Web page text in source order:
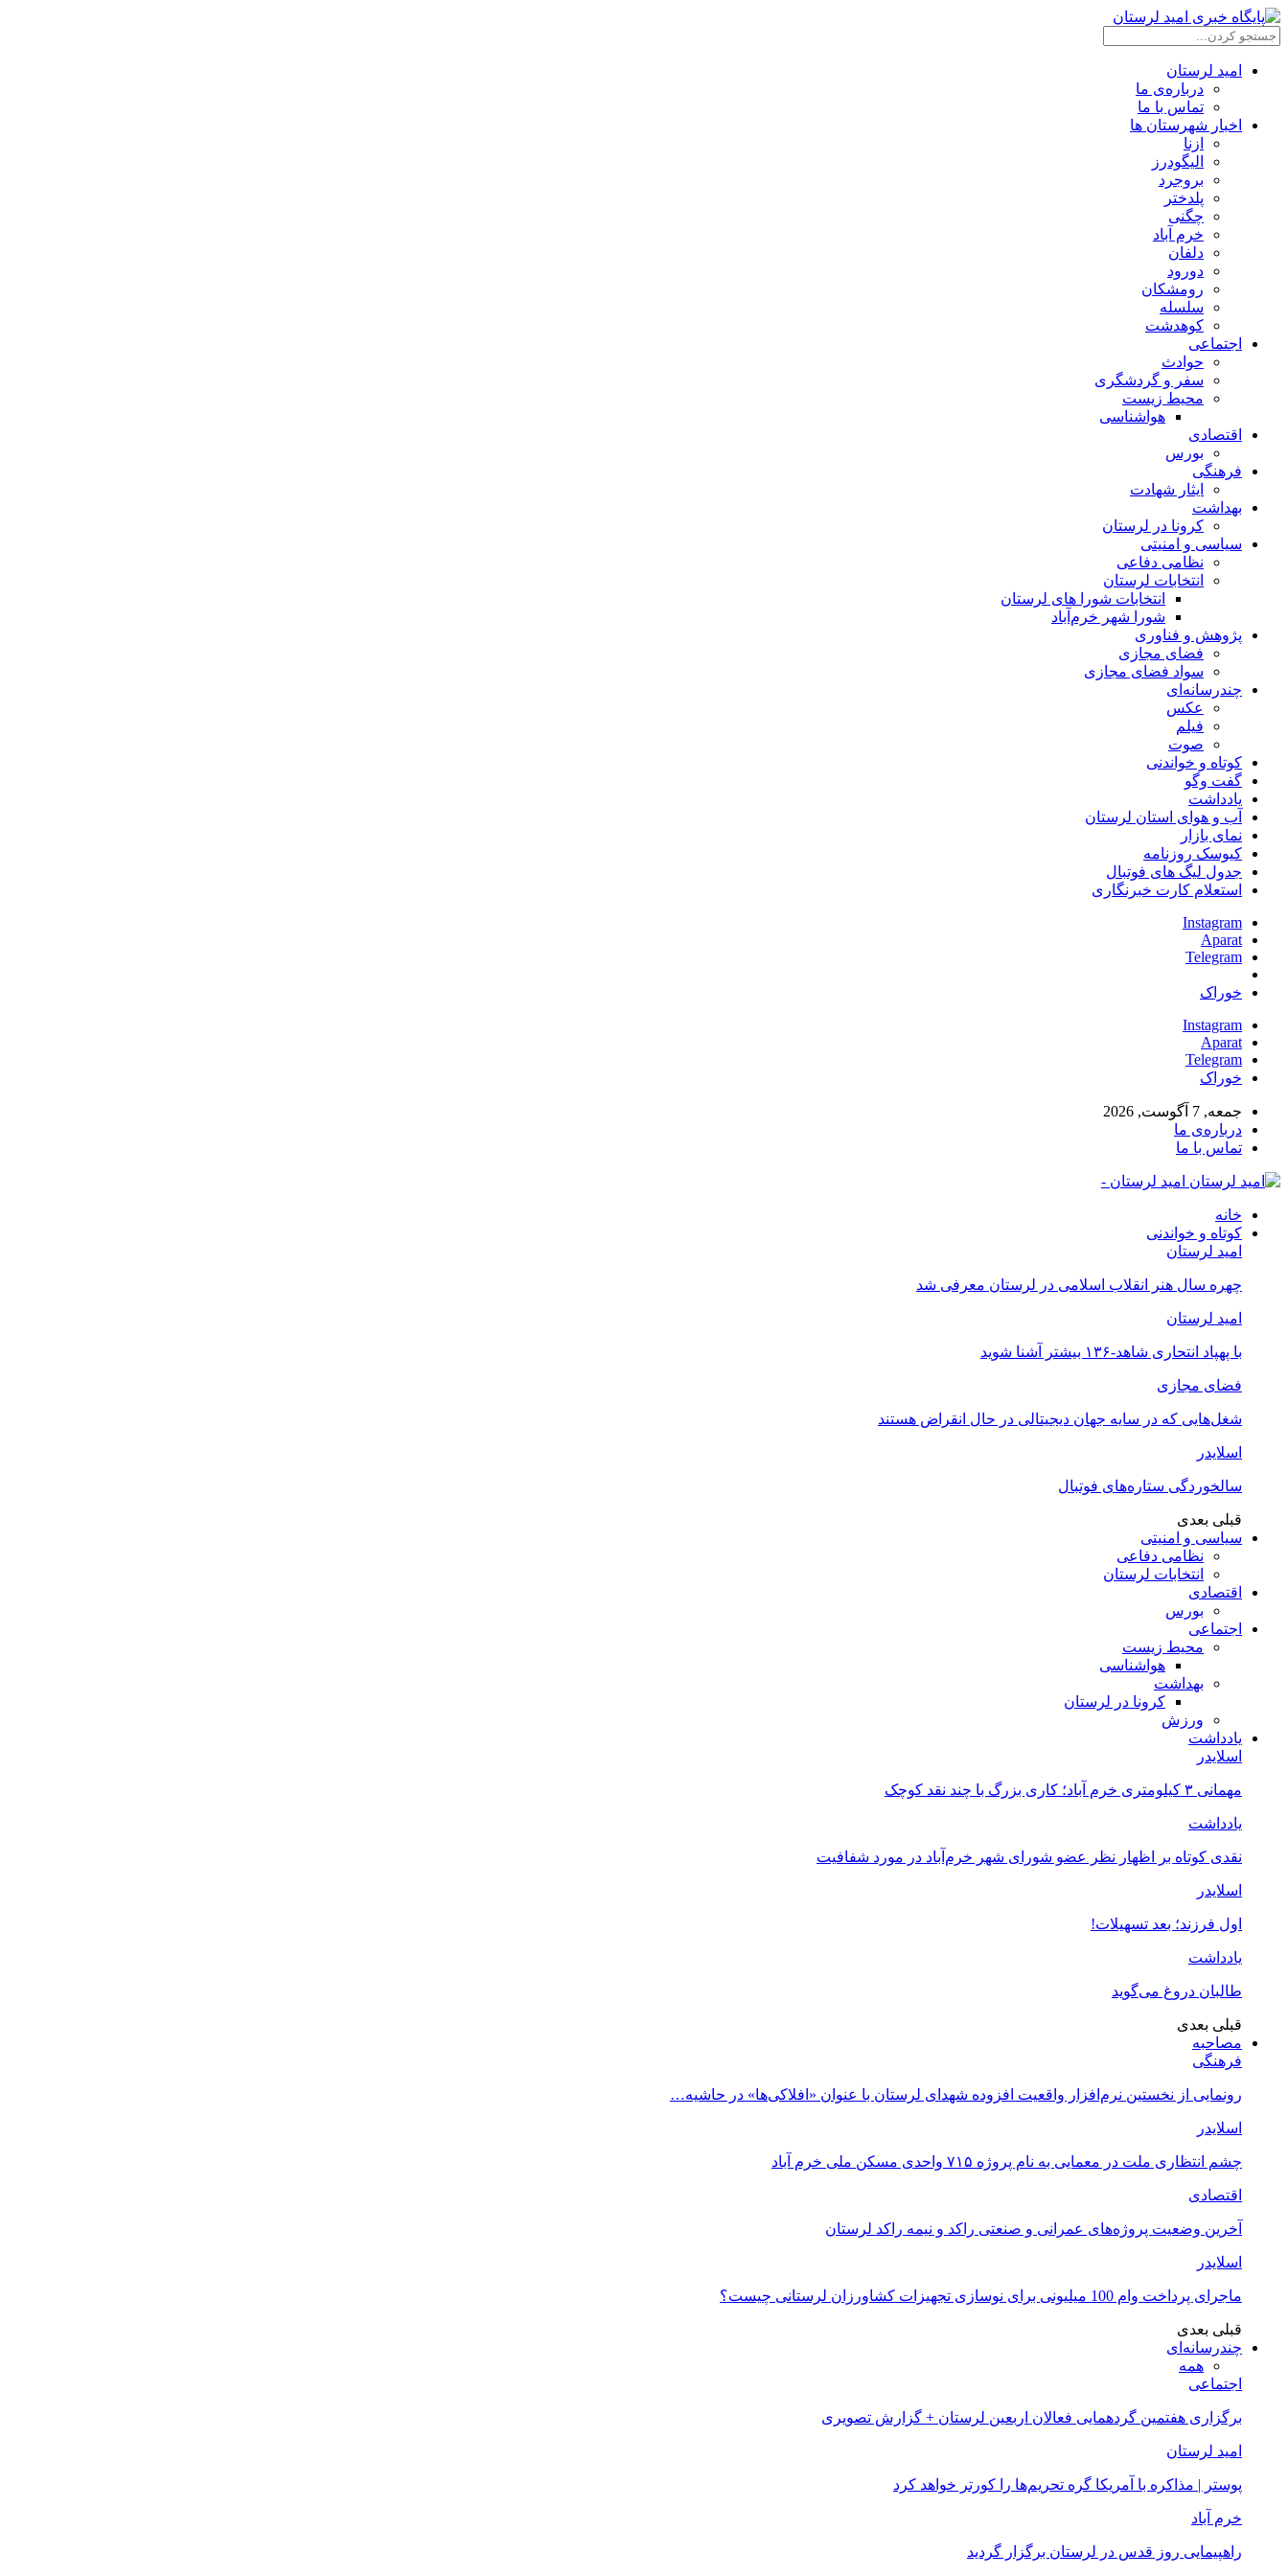
امید لرستان
درباره‌ی ما
تماس با ما
اخبار شهرستان ها
ازنا
الیگودرز
بروجرد
پلدختر
چگنی
خرم آباد
دلفان
دورود
رومشکان
سلسله
کوهدشت
اجتماعی
حوادث
سفر و گردشگری
محیط زیست
هواشناسی
اقتصادی
بورس
فرهنگی
ایثار شهادت
بهداشت
کرونا در لرستان
سیاسی و امنیتی
نظامی دفاعی
انتخابات لرستان
انتخابات شورا های لرستان
شورا شهر خرم‌آباد
پژوهش و فناوری
فضای مجازی
سواد فضای مجازی
چندرسانه‌ای
عكس
فیلم
صوت
کوتاه و خواندنی
گفت وگو
یادداشت
آب و هوای استان لرستان
نمای بازار
کیوسک روزنامه
جدول لیگ های فوتبال
استعلام کارت خبرنگاری
Instagram
Aparat
Telegram
خوراک
Instagram
Aparat
Telegram
خوراک
جمعه, 7 آگوست, 2026
درباره‌ی ما
تماس با ما
امید لرستان -
خانه
کوتاه و خواندنی
امید لرستان
چهره سال هنر انقلاب اسلامی در لرستان معرفی شد
امید لرستان
با پهپاد انتحاری شاهد-۱۳۶ بیشتر آشنا شوید
فضای مجازی
شغل‌‌هایی که در سایه جهان دیجیتالی در حال انقراض هستند
اسلایدر
سالخوردگی ستاره‌های فوتبال
قبلی بعدی
سیاسی و امنیتی
نظامی دفاعی
انتخابات لرستان
اقتصادی
بورس
اجتماعی
محیط زیست
هواشناسی
بهداشت
کرونا در لرستان
ورزش
یادداشت
اسلایدر
مهمانی ۳ کیلومتری خرم آباد؛ کاری بزرگ با چند نقد کوچک
یادداشت
نقدی کوتاه بر اظهار نظر عضو شورای شهر خرم‌آباد در مورد شفافیت
اسلایدر
اول فرزند؛ بعد تسهیلات!
یادداشت
طالبان دروغ می‌گوید
قبلی بعدی
مصاحبه
فرهنگی
رونمایی از نخستین نرم‌افزار واقعیت افزوده شهدای لرستان با عنوان «افلاکی‌ها» در حاشیه…
اسلایدر
چشم انتظاری ملت در معمایی به نام پروژه ۷۱۵ واحدی مسکن ملی خرم آباد
اقتصادی
آخرین وضعیت پروژه‌های عمرانی و صنعتی راکد و نیمه راکد لرستان
اسلایدر
ماجرای پرداخت وام 100 میلیونی برای نوسازی تجهیزات کشاورزان لرستانی چیست؟
قبلی بعدی
چندرسانه‌ای
همه
اجتماعی
برگزاری هفتمین گردهمایی فعالان اربعین لرستان + گزارش تصویری
امید لرستان
پوستر | مذاکره با آمریکا گره تحریم‌ها را کورتر خواهد کرد
خرم آباد
راهپیمایی روز قدس در لرستان برگزار گردید